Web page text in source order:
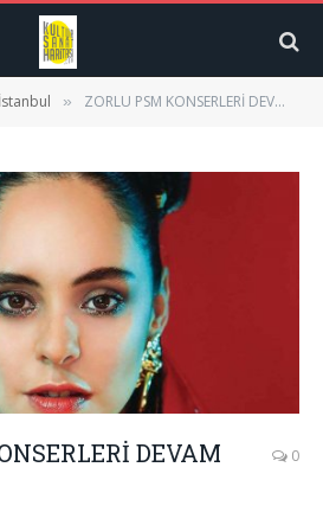
İstanbul » ZORLU PSM KONSERLERİ DEVAM EDİYOR!
DEVAM
0